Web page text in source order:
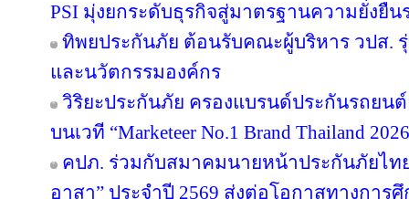
PSI มุ่งยกระดับธุรกิจสู่มาตรฐานความยั่งยืน
ทิพยประกันภัย ต้อนรับคณะผู้บริหาร วปส.
และนวัตกรรมองค์กร
วิริยะประกันภัย ครองแบรนด์ประกันรถยน
บนเวที “Marketeer No.1 Brand Thailand
คปภ. ร่วมกับสมาคมนายหน้าประกันภัยไท
อาสา” ประจำปี 2569 ส่งต่อโอกาสทางการ